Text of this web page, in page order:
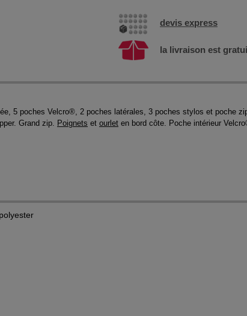
devis express
la livraison est
5 poches Velcro®, 2 poches latérales, 3 poches stylos et poche
Grand zip. Poignets et ourlet en bord côte. Poche intérieur